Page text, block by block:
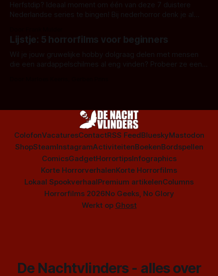
Herfstdip? Ideaal moment om één van deze 7 duistere
Nederlandse series te bingen! Bij nederhorror denk je al
Amsterdamned of The Johnsons. Maar Nederlandse horror
is niet beperkt tot films. Hier een aantal Nederlandse tv-
series uit het duistere of horrorgenre. Als
Lijstje: 5 horrorfilms voor beginners
Wil je jouw gruwelijke hobby dolgraag delen met mensen
die een aardappelschilmes al eng vinden? Probeer ze eens
ColofonVacaturesContactRSS FeedBlueskyMastodon
ShopSteamInstagramActiviteitenBoekenBordspellen
ComicsGadgetHorrortipsInfographics
Korte HorrorverhalenKorte Horrorfilms
Lokaal SpookverhaalPremium artikelenColumns
Horrorfilms 2026No Geeks, No Glory
Werkt op Ghost
De Nachtvlinders - alles over